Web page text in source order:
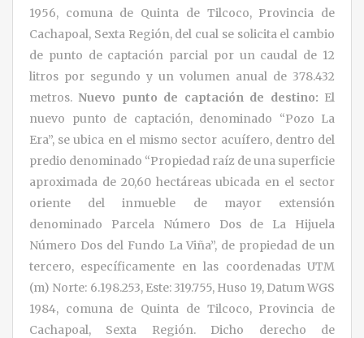
1956, comuna de Quinta de Tilcoco, Provincia de
Cachapoal, Sexta Región, del cual se solicita el cambio
de punto de captación parcial por un caudal de 12
litros por segundo y un volumen anual de 378.432
metros.Nuevo punto de captación de destino: El
nuevo punto de captación, denominado “Pozo La
Era”, se ubica en el mismo sector acuífero, dentro del
predio denominado “Propiedad raíz de una superficie
aproximada de 20,60 hectáreas ubicada en el sector
oriente del inmueble de mayor extensión
denominado Parcela Número Dos de La Hijuela
Número Dos del Fundo La Viña”, de propiedad de un
tercero, específicamente en las coordenadas UTM
(m) Norte: 6.198.253, Este: 319.755, Huso 19, Datum WGS
1984, comuna de Quinta de Tilcoco, Provincia de
Cachapoal, Sexta Región. Dicho derecho de